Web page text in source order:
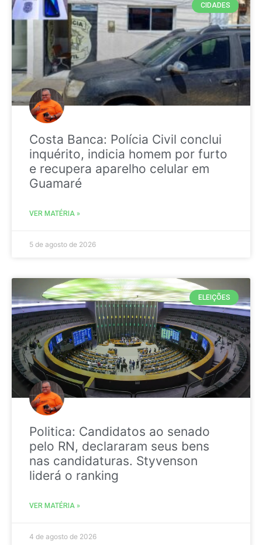
CIDADES
Costa Banca: Polícia Civil conclui
inquérito, indicia homem por furto
e recupera aparelho celular em
Guamaré
VER MATÉRIA »
5 de agosto de 2026
ELEIÇÕES
Politica: Candidatos ao senado
pelo RN, declararam seus bens
nas candidaturas. Styvenson
liderá o ranking
VER MATÉRIA »
4 de agosto de 2026